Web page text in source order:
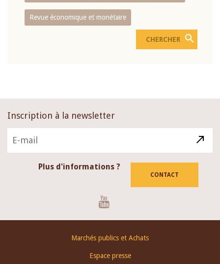
Revue économique et monétaire
Inscription à la newsletter
Plus d'informations ?
CONTACT
Marchés publics et Achats
Espace presse